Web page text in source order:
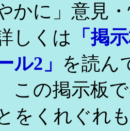
かに」意見
しくは
「掲
ル2」 を読ん
の掲示板で
をくれぐれ